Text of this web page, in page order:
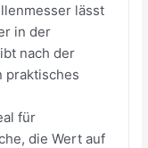
lässt
in der
nach der
praktisches
für
die Wert auf